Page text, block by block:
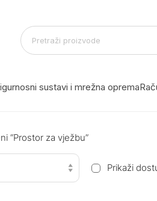
sustavi i mrežna oprema
“Prostor za vježbu”
Prikaži